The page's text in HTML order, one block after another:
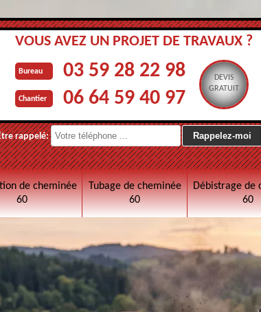
VOUS AVEZ UN PROJET DE TRAVAUX ?
Bureau 03 59 28 22 98
Chantier 06 64 59 40 97
DEVIS
GRATUIT
rappelé:
de cheminée
60
Tubage de cheminée
60
Débistrage de
60